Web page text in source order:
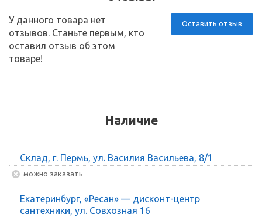
Оставить отзыв
У данного товара нет
отзывов. Станьте первым, кто
оставил отзыв об этом
товаре!
Наличие
Склад, г. Пермь, ул. Василия Васильева, 8/1
Можно заказать
Екатеринбург, «Ресан» — дисконт-центр
сантехники, ул. Совхозная 16